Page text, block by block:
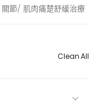
關節/ 肌肉痛楚舒緩治療
Clean All